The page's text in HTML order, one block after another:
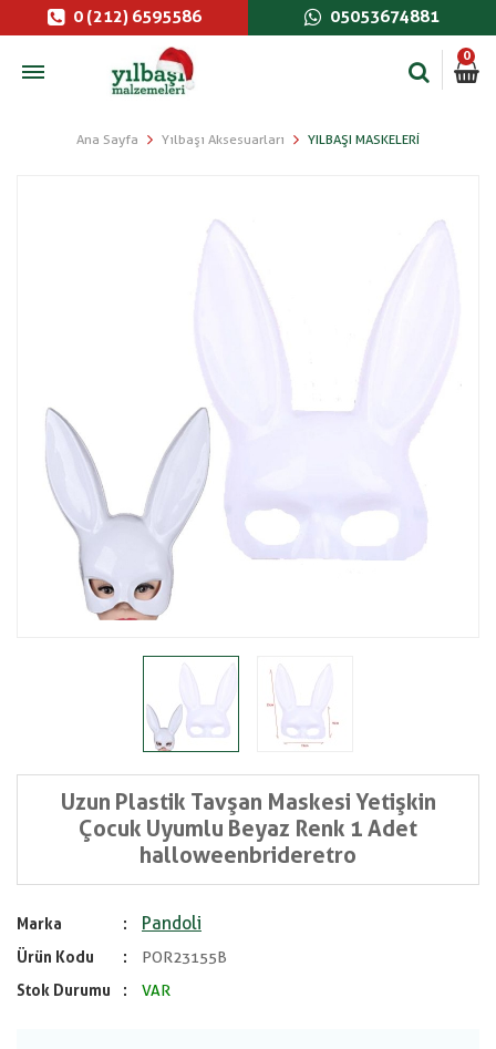
0 (212) 6595586 05053674881
0
Ana Sayfa Yılbaşı Aksesuarları YILBAŞI MASKELERI
Uzun Plastik Tavşan Maskesi Yetişkin
Çocuk Uyumlu Beyaz Renk 1 Adet
halloweenbrideretro
Marka Pandoli
Ürün Kodu
POR23155B
Stok Durumu
VAR